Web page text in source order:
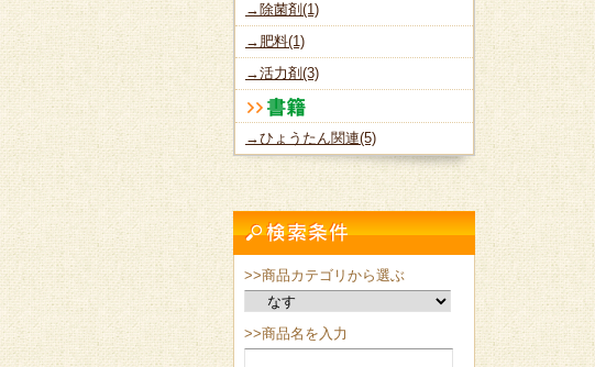
→除菌剤(1)
→肥料(1)
→活力剤(3)
→ひょうたん関連(5)
>>商品カテゴリから選ぶ
>>商品名を入力